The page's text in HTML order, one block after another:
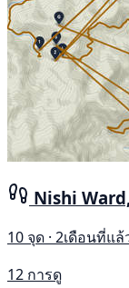
Nishi
10 จุด · 2เดือนที่แล้
12 การดู